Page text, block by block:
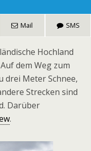
Mail SMS
Hochland
dem Weg zum
drei Meter Schnee,
Strecken sind
Darüber
.